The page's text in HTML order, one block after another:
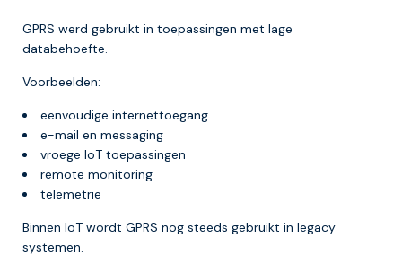
GPRS werd gebruikt in toepassingen met lage
databehoefte.
Voorbeelden:
eenvoudige internettoegang
e-mail en messaging
vroege IoT toepassingen
remote monitoring
telemetrie
Binnen IoT wordt GPRS nog steeds gebruikt in legacy
systemen.